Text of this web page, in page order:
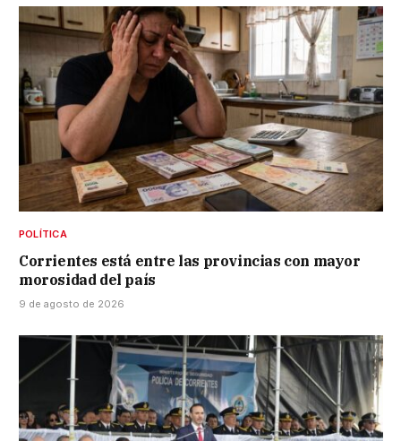
POLÍTICA
Corrientes está entre las provincias con mayor
morosidad del país
9 de agosto de 2026